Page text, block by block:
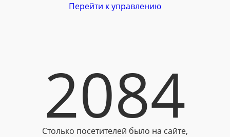
Перейти к управлению
2084
Столько посетителей было на сайте,